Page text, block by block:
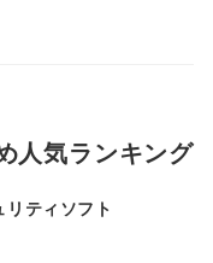
人気ランキング
ティソフト